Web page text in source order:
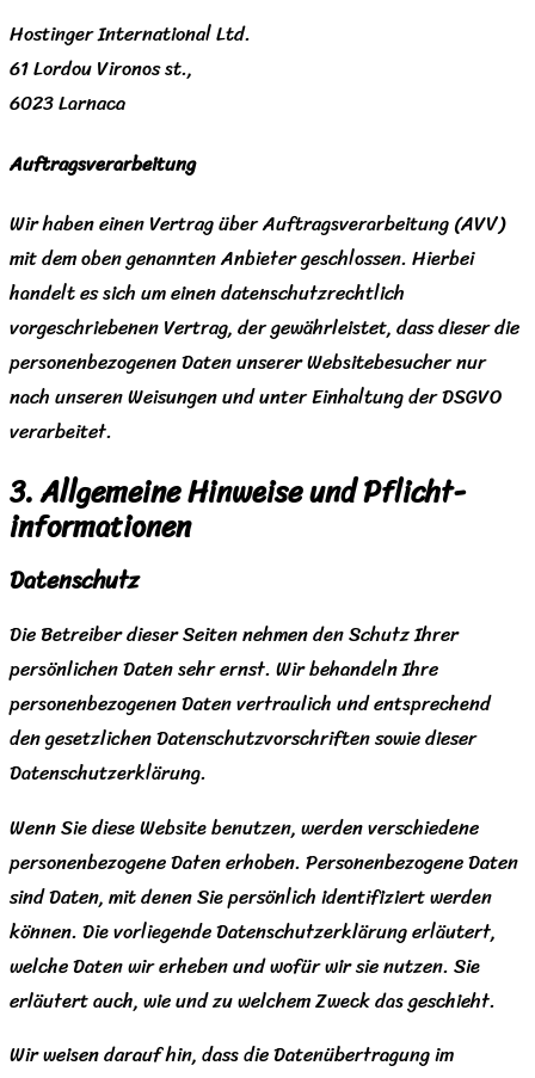
Hostinger International Ltd.
61 Lordou Vironos st.,
6023 Larnaca
Auftragsverarbeitung
Wir haben einen Vertrag über Auftragsverarbeitung (AVV)
mit dem oben genannten Anbieter geschlossen. Hierbei
handelt es sich um einen datenschutzrechtlich
vorgeschriebenen Vertrag, der gewährleistet, dass dieser die
personenbezogenen Daten unserer Websitebesucher nur
nach unseren Weisungen und unter Einhaltung der DSGVO
verarbeitet.
3. Allgemeine Hinweise und Pflicht­
informationen
Datenschutz
Die Betreiber dieser Seiten nehmen den Schutz Ihrer
persönlichen Daten sehr ernst. Wir behandeln Ihre
personenbezogenen Daten vertraulich und entsprechend
den gesetzlichen Datenschutzvorschriften sowie dieser
Datenschutzerklärung.
Wenn Sie diese Website benutzen, werden verschiedene
personenbezogene Daten erhoben. Personenbezogene Daten
sind Daten, mit denen Sie persönlich identifiziert werden
können. Die vorliegende Datenschutzerklärung erläutert,
welche Daten wir erheben und wofür wir sie nutzen. Sie
erläutert auch, wie und zu welchem Zweck das geschieht.
Wir weisen darauf hin, dass die Datenübertragung im